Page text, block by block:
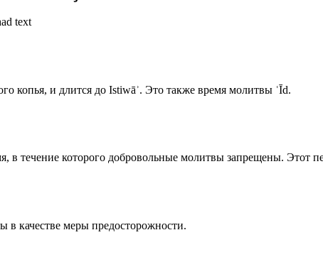
text
копья, и длится до Istiwāʾ. Это также время молитвы ʿĪd.
в течение которого добровольные молитвы запрещены. Этот
в качестве меры предосторожности.